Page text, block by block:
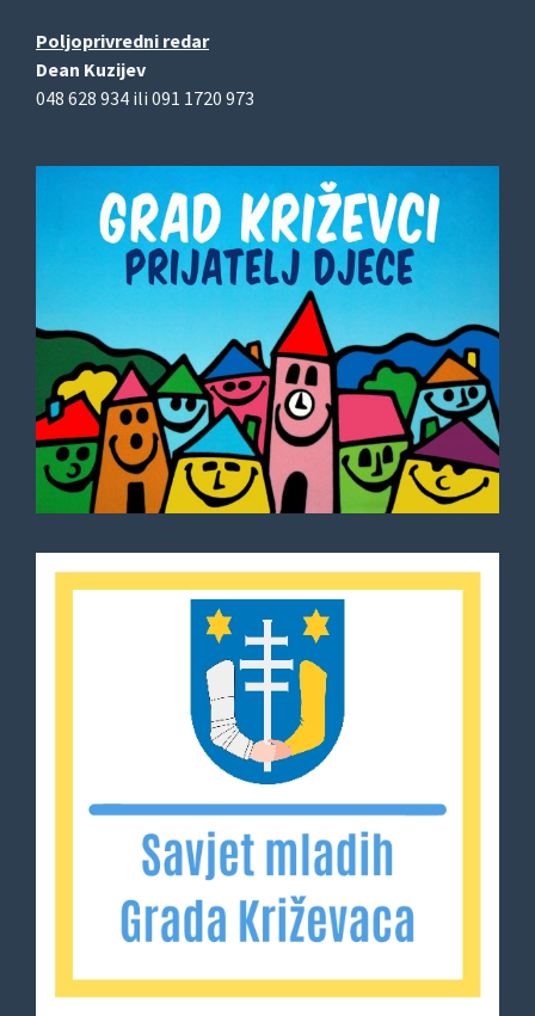
Poljoprivredni redar
Dean Kuzijev
048 628 934 ili 091 1720 973